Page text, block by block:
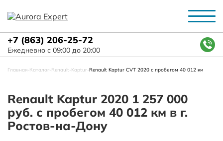
+7 (863) 206-25-72
Ежедневно с 09:00 до 20:00
Главная-Каталог-Renault-Kaptur-Renault Kaptur CVT 2020 с пробегом 40 012 км
Renault Kaptur 2020 1 257 000
руб. с пробегом 40 012 км в г.
Ростов-на-Дону